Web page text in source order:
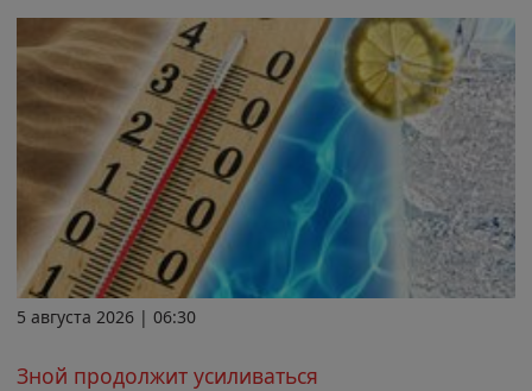
5 августа 2026 | 06:30
Зной продолжит усиливаться